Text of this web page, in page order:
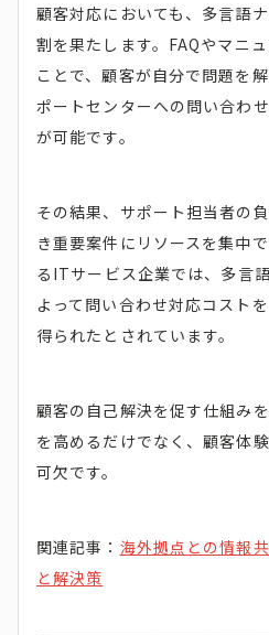
顧客対応においても、多言語
割を果たします。FAQやマニ
ことで、顧客が自分で問題を
ポートセンターへの問い合わ
が可能です。
その結果、サポート担当者の
き重要案件にリソースを集中
るITサービス企業では、多言
よって問い合わせ対応コスト
得られたとされています。
顧客の自己解決を促す仕組み
を高めるだけでなく、顧客体
可欠です。
関連記事： 海外拠点との情報
と解決策